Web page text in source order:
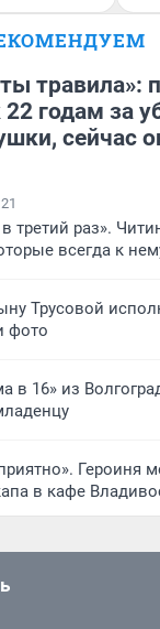
травила»:
годам за
сейчас
21
третий раз».
всегда к
Трусовой
фото
в 16» из
Героиня
в кафе